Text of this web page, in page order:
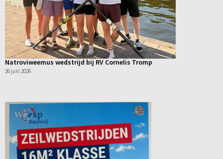
Natroviweemus wedstrijd bij RV Cornelis Tromp
26 juni 2026